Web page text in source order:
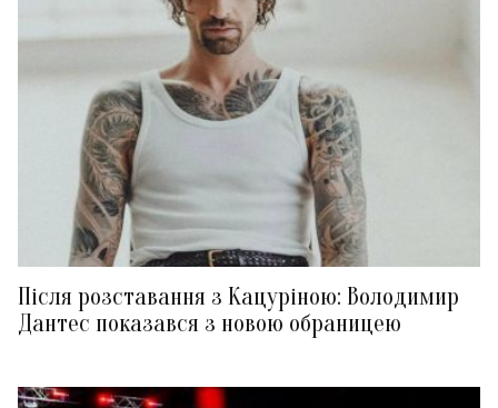
Після розставання з Кацуріною: Володимир
Дантес показався з новою обраницею